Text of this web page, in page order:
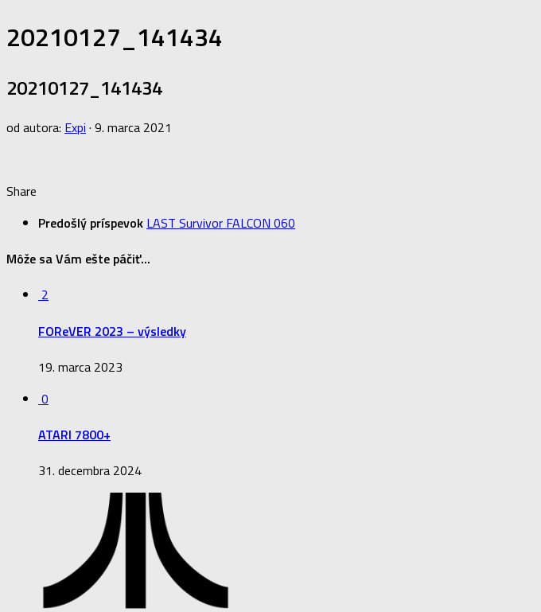
20210127_141434
20210127_141434
od autora: Expi · 9. marca 2021
Share
Predošlý príspevok LAST Survivor FALCON 060
Môže sa Vám ešte páčiť...
2
FOReVER 2023 – výsledky
19. marca 2023
0
ATARI 7800+
31. decembra 2024